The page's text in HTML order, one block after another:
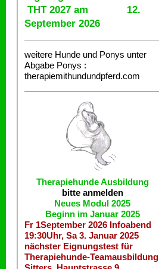
THT 2027 am 12.
September 2026
weitere Hunde und Ponys unter
Abgabe Ponys :
therapiemithundundpferd.com
Therapiehunde Ausbildung
bitte anmelden
Neues Modul 2025
Beginn im Januar 2025
Fr 1September 2026 Infoabend
19:30Uhr, Sa 3. Januar 2025
nächster Eignungstest für
Therapiehunde-Teamausbildung